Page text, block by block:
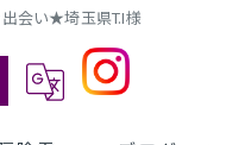
会い★埼玉県T.I様